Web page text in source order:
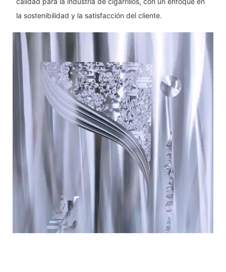
la sostenibilidad y la satisfacción del cliente.